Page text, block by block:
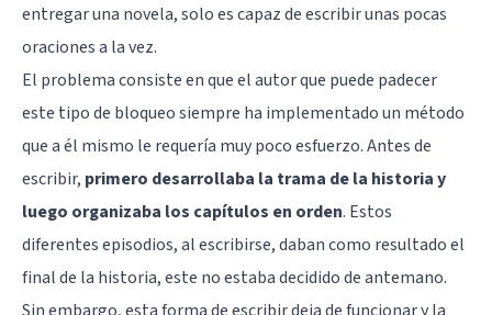
entregar una novela, solo es capaz de escribir unas pocas
oraciones a la vez.
El problema consiste en que el autor que puede padecer
este tipo de bloqueo siempre ha implementado un método
que a él mismo le requería muy poco esfuerzo. Antes de
escribir, primero desarrollaba la trama de la historia y
luego organizaba los capítulos en orden. Estos
diferentes episodios, al escribirse, daban como resultado el
final de la historia, este no estaba decidido de antemano.